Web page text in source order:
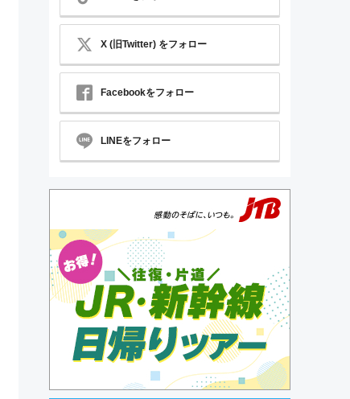
X (旧Twitter) をフォロー
Facebookをフォロー
LINEをフォロー